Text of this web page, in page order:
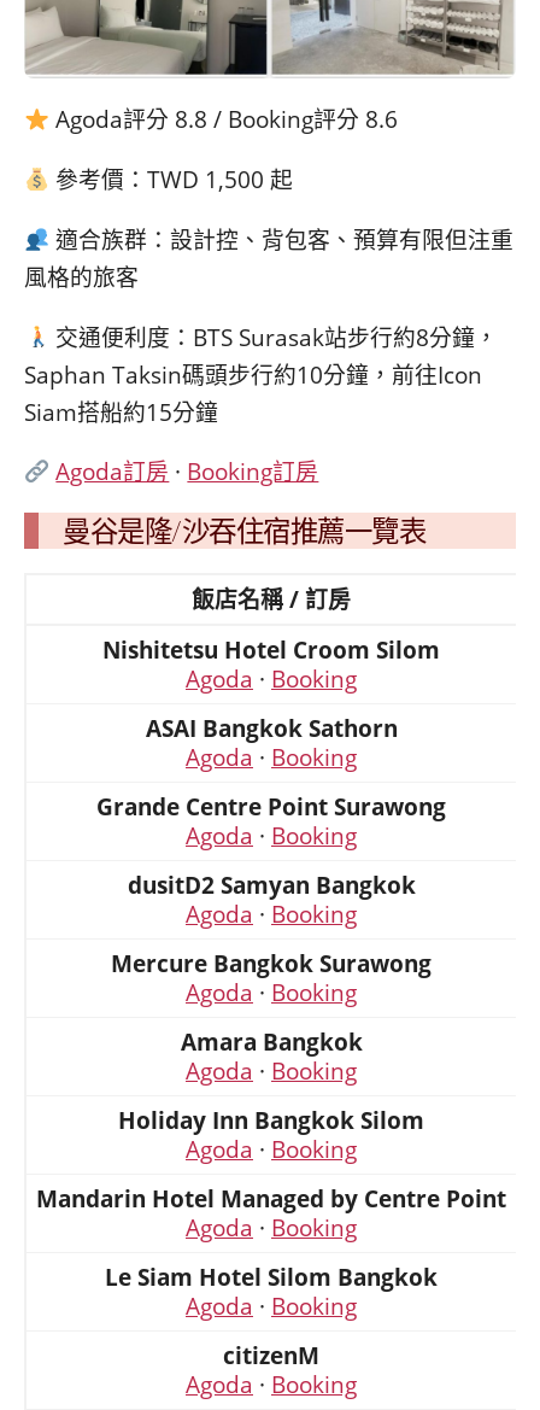
Agoda評分 8.8 / Booking評分 8.6
參考價：TWD 1,500 起
適合族群：設計控、背包客、預算有限但注重
風格的旅客
交通便利度：BTS Surasak站步行約8分鐘，
Saphan Taksin碼頭步行約10分鐘，前往Icon
Siam搭船約15分鐘
Agoda訂房 · Booking訂房
曼谷是隆/沙吞住宿推薦一覽表
飯店名稱 / 訂房
Nishitetsu Hotel Croom Silom
Agoda · Booking
ASAI Bangkok Sathorn
Agoda · Booking
Grande Centre Point Surawong
Agoda · Booking
dusitD2 Samyan Bangkok
Agoda · Booking
Mercure Bangkok Surawong
Agoda · Booking
Amara Bangkok
Agoda · Booking
Holiday Inn Bangkok Silom
Agoda · Booking
Mandarin Hotel Managed by Centre Point
Agoda · Booking
Le Siam Hotel Silom Bangkok
Agoda · Booking
citizenM
Agoda · Booking